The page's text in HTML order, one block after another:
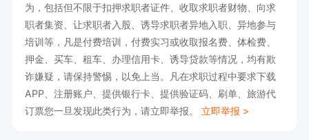
为，包括但不限于扣押求职者证件、收取求职者财物、向求
职者集资、让求职者入股、诱导求职者异地入职、异地参与
培训等，凡是付费培训，付费实习或收取报名费、体检费、
押金、买车、租车、办理信用卡、诱导贷款等情况，均有欺
诈嫌疑，请保持警惕，以免上当。凡在求职过程中要求下载
APP、注册账户、提供银行卡、提供验证码、刷单、旅游代
订票您一旦发现此类行为，请立即举报。 立即举报 >